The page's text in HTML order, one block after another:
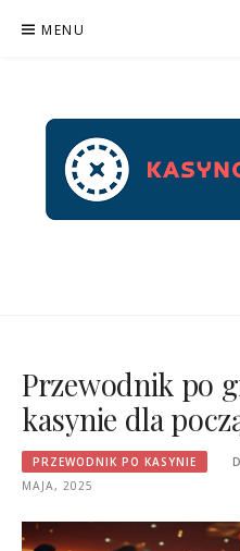
MENU
Przewodnik po
kasynie dla
PRZEWODNIK PO KASYNIE
MAJA, 2025